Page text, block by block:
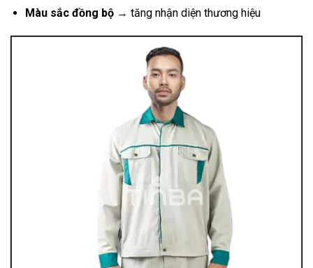
Màu sắc đồng bộ→ tăng nhận diện thương hiệu